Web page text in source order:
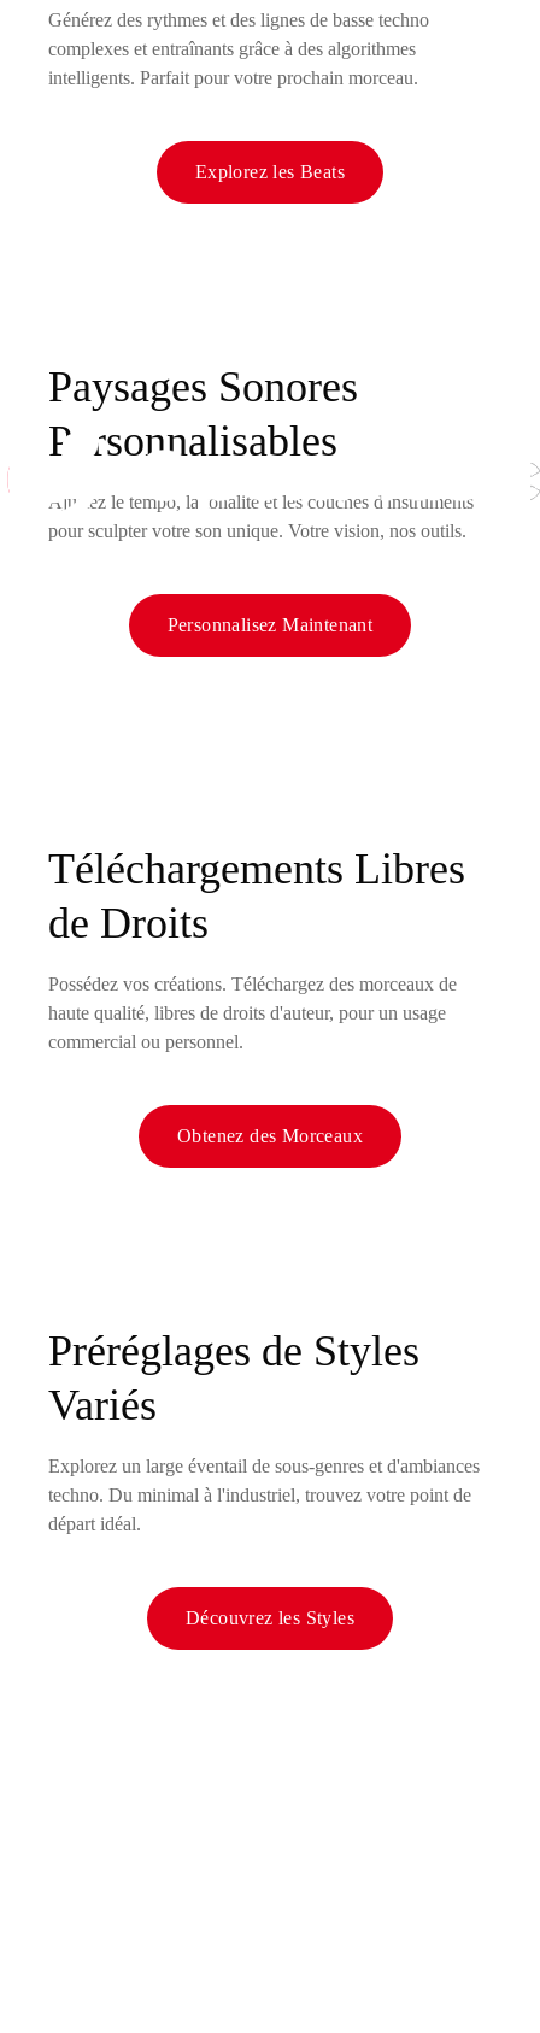
Générez des rythmes et des lignes de basse techno
complexes et entraînants grâce à des algorithmes
intelligents. Parfait pour votre prochain morceau.
Explorez les Beats
Paysages Sonores
Personnalisables
Ajustez le tempo, la tonalité et les couches d'instruments
pour sculpter votre son unique. Votre vision, nos outils.
Personnalisez Maintenant
Téléchargements Libres
de Droits
Possédez vos créations. Téléchargez des morceaux de
haute qualité, libres de droits d'auteur, pour un usage
commercial ou personnel.
Obtenez des Morceaux
Préréglages de Styles
Variés
Explorez un large éventail de sous-genres et d'ambiances
techno. Du minimal à l'industriel, trouvez votre point de
départ idéal.
Découvrez les Styles